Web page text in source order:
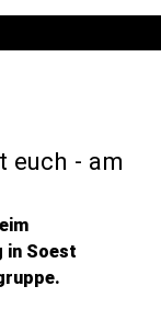
euch - am
in Soest